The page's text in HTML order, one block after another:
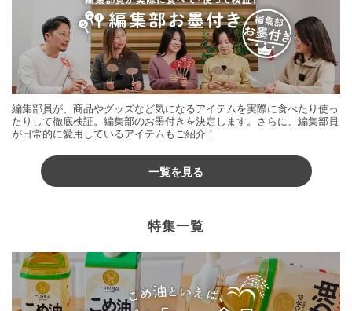
編集部員が、商品やグッズなど気になるアイテムを実際に食べたり使っ
たりして徹底検証。編集部のお墨付きを決定します。さらに、編集部員
が日常的に愛用しているアイテムもご紹介！
一覧を見る
特集一覧